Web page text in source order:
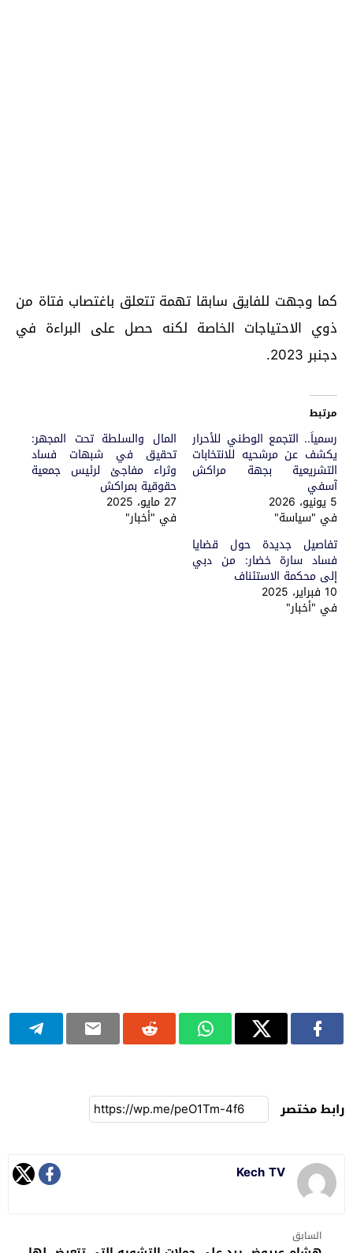
كما وجهت للفايق سابقا تهمة تتعلق باغتصاب فتاة من
ذوي الاحتياجات الخاصة لكنه حصل على البراءة في
دجنبر 2023.
مرتبط
رسمياً.. التجمع الوطني للأحرار
يكشف عن مرشحيه للانتخابات
التشريعية بجهة مراكش
آسفي
5 يونيو، 2026
في "سياسة"
المال والسلطة تحت المجهر:
تحقيق في شبهات فساد
وثراء مفاجئ لرئيس جمعية
حقوقية بمراكش
27 مايو، 2025
في "أخبار"
تفاصيل جديدة حول قضايا
فساد سارة خضار: من دبي
إلى محكمة الاستئناف
10 فبراير، 2025
في "أخبار"
رابط مختصر
Kech TV
السابق